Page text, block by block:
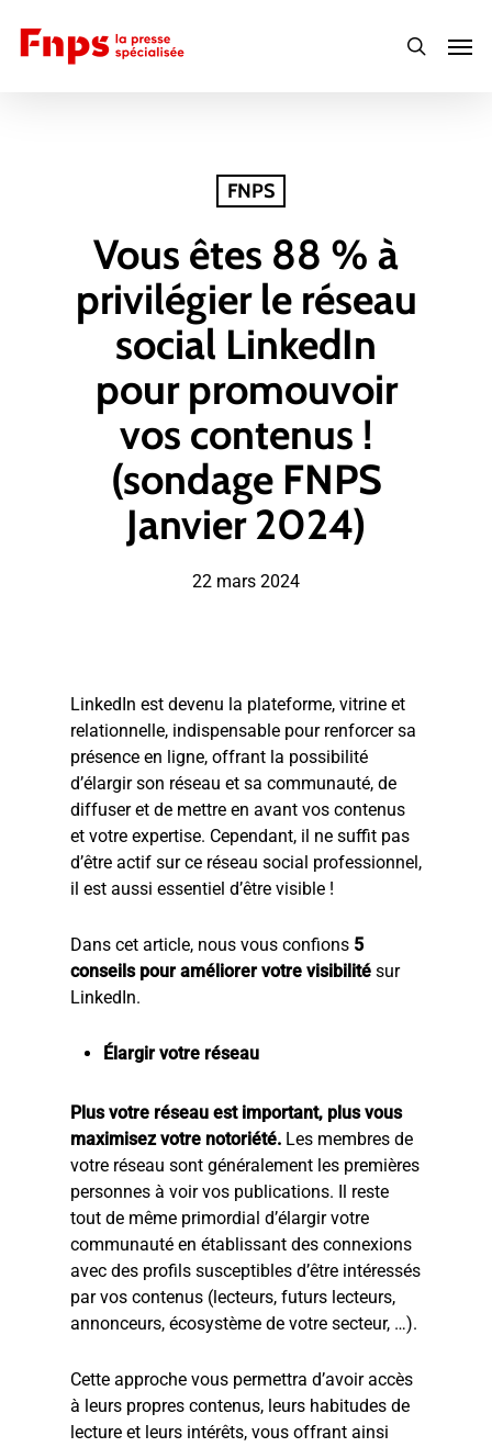
main
search
FNPS
Vous êtes 88 % à
privilégier le réseau
social LinkedIn
pour promouvoir
vos contenus !
(sondage FNPS
Janvier 2024)
22 mars 2024
LinkedIn est devenu la plateforme, vitrine et
relationnelle, indispensable pour renforcer sa
présence en ligne, offrant la possibilité
d’élargir son réseau et sa communauté, de
diffuser et de mettre en avant vos contenus
et votre expertise. Cependant, il ne suffit pas
d’être actif sur ce réseau social professionnel,
il est aussi essentiel d’être visible !
Dans cet article, nous vous confions 5
conseils pour améliorer votre visibilité sur
LinkedIn.
Élargir votre réseau
Plus votre réseau est important, plus vous
maximisez votre notoriété. Les membres de
votre réseau sont généralement les premières
personnes à voir vos publications. Il reste
tout de même primordial d’élargir votre
communauté en établissant des connexions
avec des profils susceptibles d’être intéressés
par vos contenus (lecteurs, futurs lecteurs,
annonceurs, écosystème de votre secteur, …).
Cette approche vous permettra d’avoir accès
à leurs propres contenus, leurs habitudes de
lecture et leurs intérêts, vous offrant ainsi